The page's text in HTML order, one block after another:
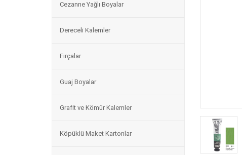
Cezanne Yağlı Boyalar
Dereceli Kalemler
Fırçalar
Guaj Boyalar
Grafit ve Kömür Kalemler
Köpüklü Maket Kartonlar